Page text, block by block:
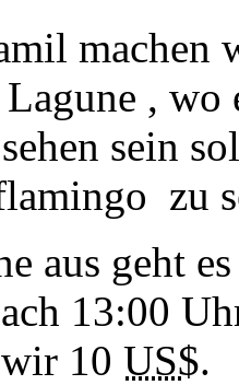
machen
, wo
sein
zu
aus geht
13:00
10 US$.